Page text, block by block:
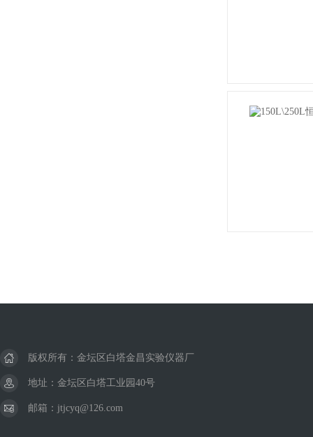
版权所有：金坛区白塔金昌实验仪器厂
地址：金坛区白塔工业园40号
邮箱：jtjcyq@126.com